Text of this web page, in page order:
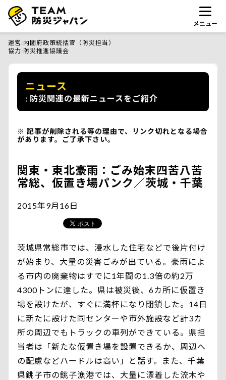
メニュー
運営 内閣府政策統括官（防災担当）
協力 防災推進協議会
ニュース
防災関連の最新ニュースをご紹介
記事が削除される等の理由で、リンク切れとなる場合
があります。ご了承下さい。
関東・東北豪雨：ごみ始末四苦八苦
常総、仮置き場パンク／茨城・千葉
2015年9月16日
茨城県常総市では、浸水した住宅などで後片付け
が始まり、大量の災害ごみが出ている。豪雨によ
る市内の廃棄物はすでに1年間の1.3倍の約2万
4300トンに達した。県は被災後、6カ所に仮置き
場を設けたが、すぐに満杯になり閉鎖した。14日
に新たに設けた同センターや市外施設など計3カ
所の周辺でもトラックの車列ができている。県担
当者は「新たな仮置き場を設置できるか、周辺へ
の配慮などハードルは高い」と話す。また、千葉
県銚子市の銚子漁港では、大量に漂着した流木や